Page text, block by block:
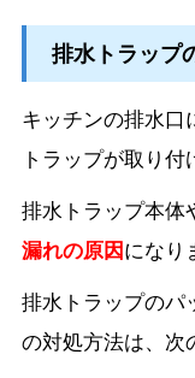
排水トラップ
キッチンの排水口
トラップが取り付
排水トラップ本体
漏れの原因になり
排水トラップのパ
の対処方法は、次